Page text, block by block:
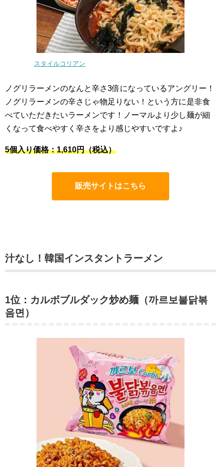
スタイルコリアン
ノグリラーメンのなんと辛さ3倍になっているアングリー！
ノグリラーメンの辛さじゃ物足りない！という方に是非食
べていただきたいラーメンです！ノーマルより少し麺が細
くなって食べやすく辛さをより感じやすいですよ♪
5個入り価格：1,610円（税込）
販売サイトはこちら
汁なし！韓国インスタントラーメン
1位：カルボブルダック炒め麺（까르보불닭볶
음면）